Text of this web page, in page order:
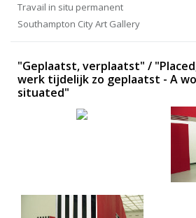
Travail in situ permanent
Southampton City Art Gallery
"Geplaatst, verplaatst" /
werk tijdelijk zo geplaatst - A
situated"